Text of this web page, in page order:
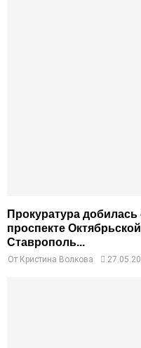
Прокуратура
проспекте
Ставрополь...
От Кристина Волкова